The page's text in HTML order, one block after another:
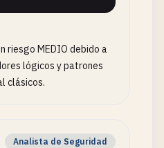
riesgo MEDIO debido a
lógicos y patrones
clásicos.
Analista de Seguridad